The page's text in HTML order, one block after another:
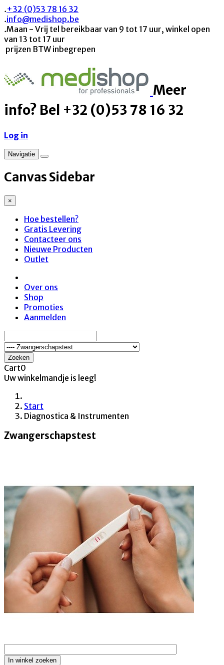
.+32 (0)53 78 16 32
.info@medishop.be
.Maan - Vrij tel bereikbaar van 9 tot 17 uur, winkel open
van 13 tot 17 uur
prijzen BTW inbegrepen
Meer
info? Bel +32 (0)53 78 16 32
Log in
Navigatie
Canvas Sidebar
×
Hoe bestellen?
Gratis Levering
Contacteer ons
Nieuwe Producten
Outlet
Over ons
Shop
Promoties
Aanmelden
Zoeken
Cart0
Uw winkelmandje is leeg!
Start
Diagnostica & Instrumenten
Zwangerschapstest